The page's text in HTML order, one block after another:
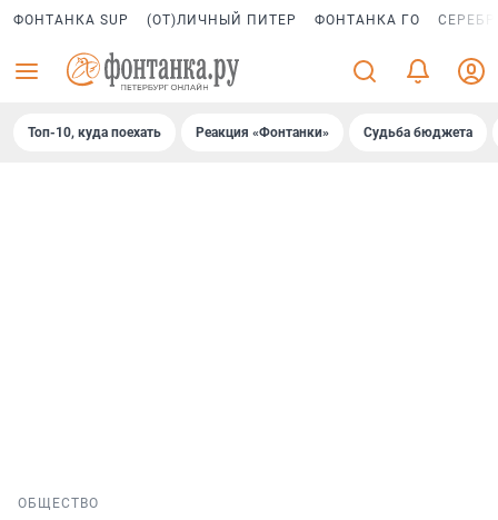
ФОНТАНКА SUP (ОТ)ЛИЧНЫЙ ПИТЕР ФОНТАНКА ГО
Топ-10, куда поехать Реакция «Фонтанки» Судьба бюджета
ОБЩЕСТВО